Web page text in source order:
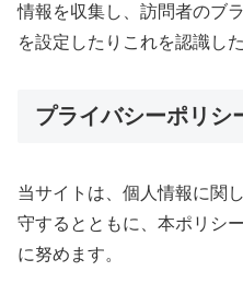
情報を収集し、訪問者のブ
を設定したりこれを認識し
プライバシーポリシ
当サイトは、個人情報に関
守するとともに、本ポリシ
に努めます。